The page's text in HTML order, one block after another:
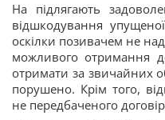
На підлягають
відшкодування
оскілки позивачем не
можливого отримання
отримати за звичайних
порушено. Крім того,
не передбаченого